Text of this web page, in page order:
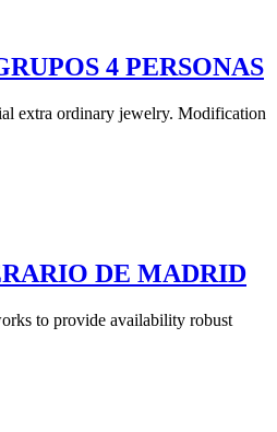
4 PERSONAS
extra ordinary jewelry. Modification
DE MADRID
to provide availability robust